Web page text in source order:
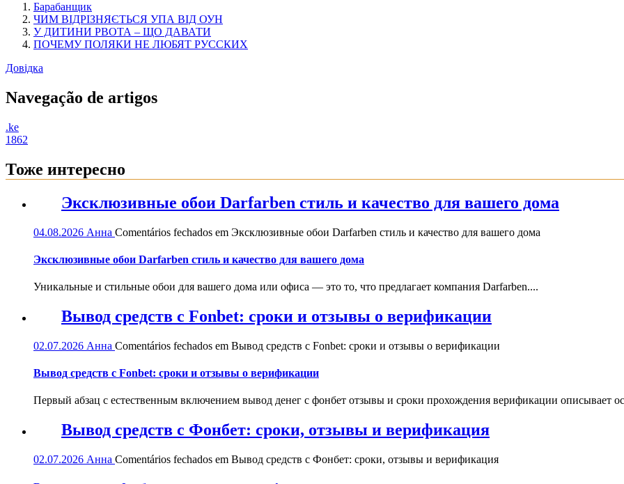
Барабанщик
ЧИМ ВІДРІЗНЯЄТЬСЯ УПА ВІД ОУН
У ДИТИНИ РВОТА – ЩО ДАВАТИ
ПОЧЕМУ ПОЛЯКИ НЕ ЛЮБЯТ РУССКИХ
Довідка
Navegação de artigos
.ke
1862
Тоже интересно
Эксклюзивные обои Darfarben стиль и качество для вашего дома
04.08.2026 Анна Comentários fechados em Эксклюзивные обои Darfarben стиль и качество для вашего дома
Эксклюзивные обои Darfarben стиль и качество для вашего дома
Уникальные и стильные обои для вашего дома или офиса — это то, что предлагает компания Darfarben....
Вывод средств с Fonbet: сроки и отзывы о верификации
02.07.2026 Анна Comentários fechados em Вывод средств с Fonbet: сроки и отзывы о верификации
Вывод средств с Fonbet: сроки и отзывы о верификации
Первый абзац с естественным включением вывод денег с фонбет отзывы и сроки прохождения верификации описывает
Вывод средств с Фонбет: сроки, отзывы и верификация
02.07.2026 Анна Comentários fechados em Вывод средств с Фонбет: сроки, отзывы и верификация